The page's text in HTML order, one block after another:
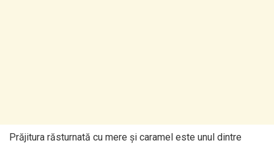
Prăjitura răsturnată cu mere şi caramel este unul dintre